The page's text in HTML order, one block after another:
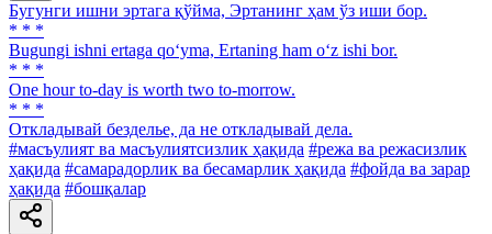
Бугунги ишни эртага қўйма, Эртанинг ҳам ўз иши бор.
* * *
Bugungi ishni ertaga qo‘yma, Ertaning ham o‘z ishi bor.
* * *
One hour to-day is worth two to-morrow.
* * *
Откладывай безделье, да не откладывай дела.
#масъулият ва масъулиятсизлик ҳақида #режа ва режасизлик
ҳақида #самарадорлик ва бесамарлик ҳақида #фойда ва зарар
ҳақида #бошқалар